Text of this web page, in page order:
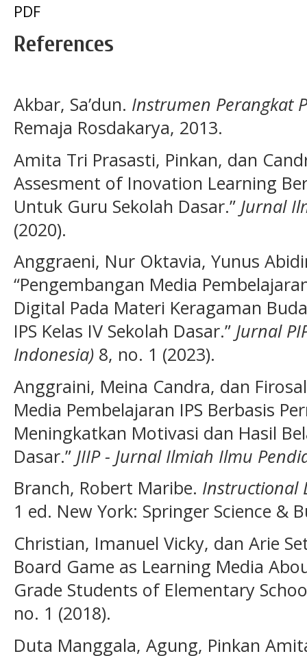
PDF
References
Akbar, Sa’dun. Instrumen Perangkat
Remaja Rosdakarya, 2013.
Amita Tri Prasasti, Pinkan, dan
Assesment of Inovation Learning
Untuk Guru Sekolah Dasar.” Jurnal
(2020).
Anggraeni, Nur Oktavia, Yunus
“Pengembangan Media
Digital Pada Materi Keragaman
IPS Kelas IV Sekolah Dasar.” Jurnal
Indonesia) 8, no. 1 (2023).
Anggraini, Meina Candra, dan
Media Pembelajaran IPS Berbasis
Meningkatkan Motivasi dan Hasil
Dasar.” JIIP - Jurnal Ilmiah Ilmu
Branch, Robert Maribe. Instructional
1 ed. New York: Springer Science &
Christian, Imanuel Vicky, dan Arie
Board Game as Learning Media
Grade Students of Elementary
no. 1 (2018).
Duta Manggala, Agung, Pinkan